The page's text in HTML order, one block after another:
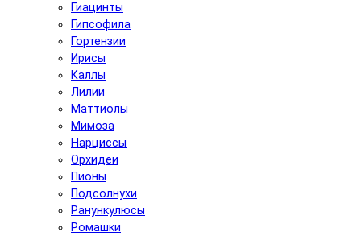
Гиацинты
Гипсофила
Гортензии
Ирисы
Каллы
Лилии
Маттиолы
Мимоза
Нарциссы
Орхидеи
Пионы
Подсолнухи
Ранункулюсы
Ромашки